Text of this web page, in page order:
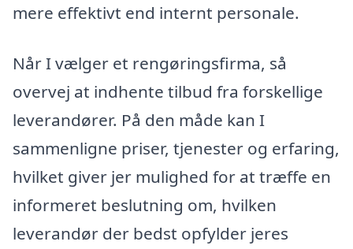
mere effektivt end internt personale.
Når I vælger et rengøringsfirma, så
overvej at indhente tilbud fra forskellige
leverandører. På den måde kan I
sammenligne priser, tjenester og erfaring,
hvilket giver jer mulighed for at træffe en
informeret beslutning om, hvilken
leverandør der bedst opfylder jeres